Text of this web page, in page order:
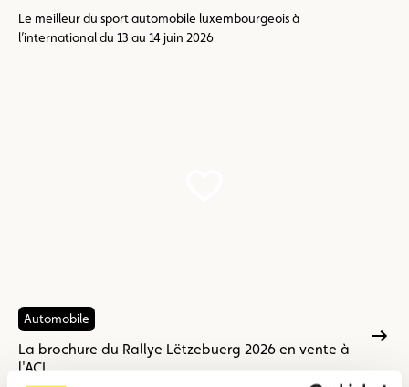
Le meilleur du sport automobile luxembourgeois à
l’international du 13 au 14 juin 2026
Automobile
La brochure du Rallye Lëtzebuerg 2026 en vente à
l'ACL